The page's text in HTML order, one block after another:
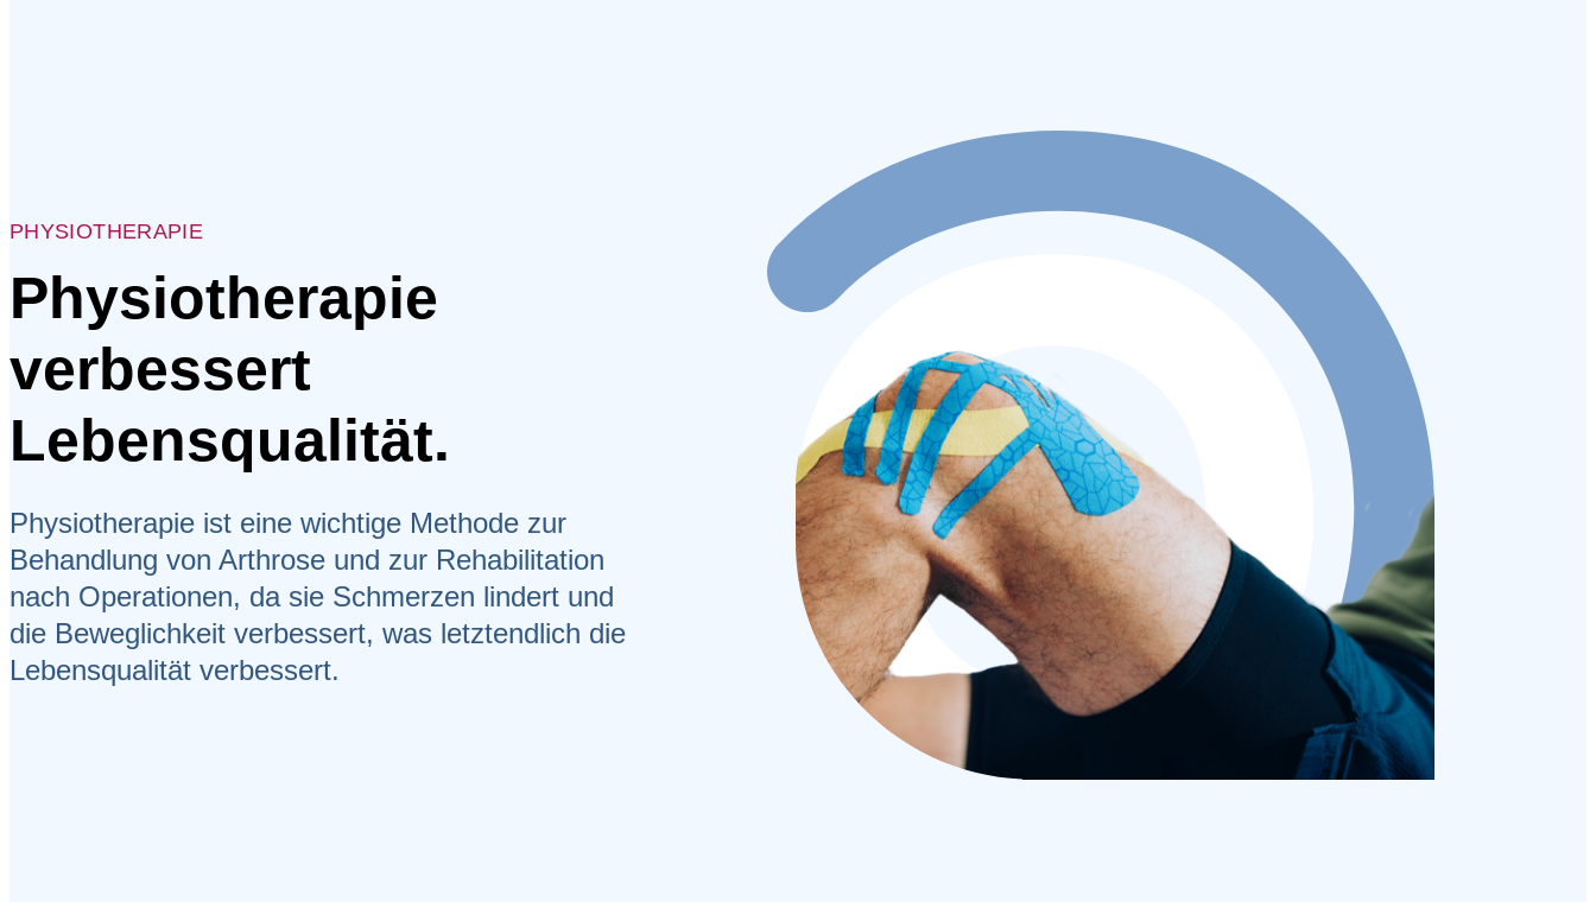
PHYSIOTHERAPIE
Physiotherapie
verbessert
Lebensqualität.
Physiotherapie ist eine wichtige Methode zur
Behandlung von Arthrose und zur Rehabilitation
nach Operationen, da sie Schmerzen lindert und
die Beweglichkeit verbessert, was letztendlich die
Lebensqualität verbessert.